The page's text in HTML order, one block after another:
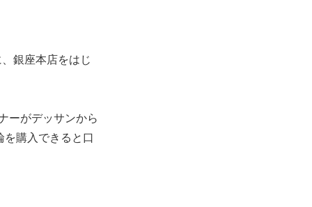
銀座本店をはじ
ーがデッサンから
購入できると口